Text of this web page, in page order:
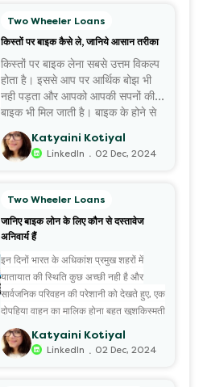
Two Wheeler Loans
किस्तों पर बाइक कैसे ले, जानिये आसान तरीका
किस्तों पर बाइक लेना सबसे उत्तम विकल्प
होता है। इससे आप पर आर्थिक बोझ भी
नही पड़ता और आपको आपकी सपनों की
बाइक भी मिल जाती है। बाइक के होने से
आपके कई अन्य खर्चें और बहुत सा समय
भी बचता है। इसलिए यदि आ...
Katyaini Kotiyal
LinkedIn . 02 Dec, 2024
Two Wheeler Loans
जानिए बाइक लोन के लिए कौन से दस्तावेज
अनिवार्य हैं
इन दिनों भारत के अधिकांश प्रमुख शहरों में
यातायात की स्थिति कुछ अच्छी नही है और
सार्वजनिक परिवहन की परेशानी को देखते हुए, एक
दोपहिया वाहन का मालिक होना बहुत खुशकिस्मती
की बात है। यदि आप भी अपने सपनों की बाइक
खरीदने की सोच रहे हैं, मगर उसके लिए एक साथ
बड़ी रकम नही खर्च करना चाहते हैं तो
Katyaini Kotiyal
LinkedIn . 02 Dec, 2024